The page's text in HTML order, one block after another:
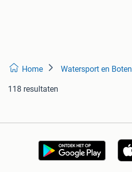
Home Watersport en Boten
118 resultaten